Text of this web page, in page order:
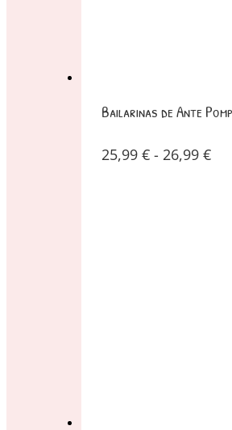
Bailarinas de Ante
25,99 € - 26,99 €